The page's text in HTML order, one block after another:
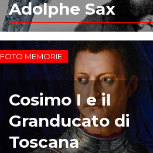
Adolphe Sax
FOTO MEMORIE
Cosimo I e il
Granducato di
Toscana